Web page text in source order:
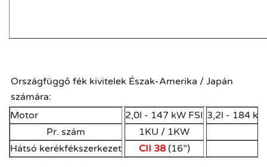
Országfüggő fék kivitelek Észak-Amerika / Japán
számára:
Motor
Pr. szám
Hátsó kerékfékszerkezet
2,0l - 147 kW FSI
1KU / 1KW
CII 38(16”)
3,2l - 184